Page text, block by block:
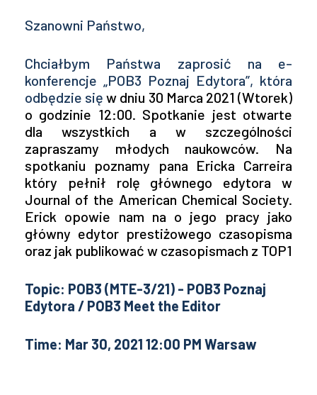
Szanowni Państwo,
Chciałbym Państwa zaprosić na e-
konferencje „POB3 Poznaj Edytora”, która
odbędzie sięw dniu 30 Marca 2021 (Wtorek)
o godzinie 12:00. Spotkanie jest otwarte
dla wszystkich a w szczególności
zapraszamy młodych naukowców. Na
spotkaniu poznamy pana Ericka Carreira
który pełnił rolę głównego edytora w
Journal of the American Chemical Society.
Erick opowie nam na o jego pracy jako
główny edytor prestiżowego czasopisma
oraz jak publikować w czasopismach z TOP1
Topic: POB3 (MTE-3/21) - POB3 Poznaj
Edytora / POB3 Meet the Editor
Time: Mar 30, 2021 12:00 PM Warsaw